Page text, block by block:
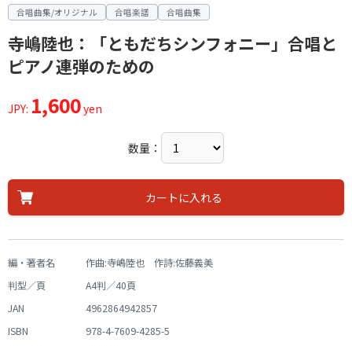
合唱曲集/オリジナル 合唱楽譜 合唱曲集
寺嶋陸也：「ともだちシンフォニー」合唱と
ピアノ連弾のための
JPY: 1,600yen
数量：
カートに入れる
編・著者名
作曲:寺嶋陸也 作詩:佐藤義美
判型／頁
A4判／40頁
JAN
4962864942857
ISBN
978-4-7609-4285-5